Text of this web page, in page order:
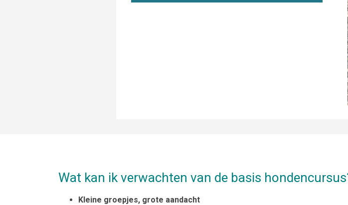
Wat kan ik verwachten van de basis
Kleine groepjes, grote aandacht